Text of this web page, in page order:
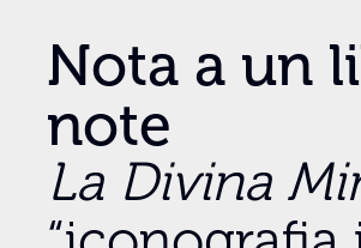
Nota a un
note
La Divina